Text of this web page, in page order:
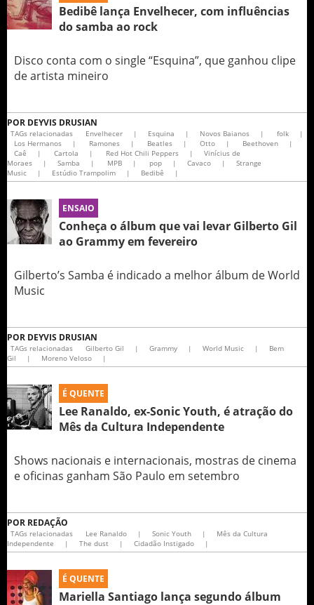
Bedibê lança Envelhecer, com influências
do samba ao rock
Disco conta com o single “Esquina”, que ganhou clipe
de artista mineiro
POR DEYVIS DRUSIAN
TAGs relacionadas Envelhecer | Esquina | Novos Baianos | folk
|
Los Hermanos
| Ramones | Beatles | Otto | Beethoven
|
Caê
| Cartola | Red Hot Chili Peppers |
Vinícius de
Moraes
| Samba | MPB | pop | Cavaco |
Strange
Music
| Estúdio Trampolim | Bedibê |
ENSAIO
Conheça o álbum que vai levar Gilberto Gil
ao Grammy em fevereiro
Gilberto’s Samba é indicado a melhor álbum de World
Music
POR DEYVIS DRUSIAN
TAGs relacionadas Gilberto Gil | Grammy | World Music |
Bem
Gil
| Moreno Veloso |
É QUENTE
Lee Ranaldo, ex-Sonic Youth, é atração do
Mês da Cultura Independente
Shows nacionais e internacionais, mostras de cinema
e oficinas ganham São Paulo em setembro
POR REDAÇÃO
TAGs relacionadas Lee Ranaldo | Sonic Youth |
Mês da Cultura
Independente
| The dust | Cidadão Instigado |
É QUENTE
Mariella Santiago lança segundo álbum